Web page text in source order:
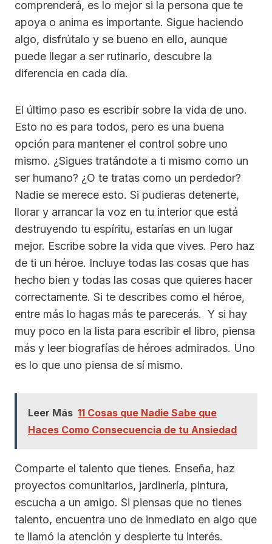
comprenderá, es lo mejor si la persona que te
apoya o anima es importante. Sigue haciendo
algo, disfrútalo y se bueno en ello, aunque
puede llegar a ser rutinario, descubre la
diferencia en cada día.
El último paso es escribir sobre la vida de uno.
Esto no es para todos, pero es una buena
opción para mantener el control sobre uno
mismo. ¿Sigues tratándote a ti mismo como un
ser humano? ¿O te tratas como un perdedor?
Nadie se merece esto. Si pudieras detenerte,
llorar y arrancar la voz en tu interior que está
destruyendo tu espíritu, estarías en un lugar
mejor. Escribe sobre la vida que vives. Pero haz
de ti un héroe. Incluye todas las cosas que has
hecho bien y todas las cosas que quieres hacer
correctamente. Si te describes como el héroe,
entre más lo hagas más te parecerás. Y si hay
muy poco en la lista para escribir el libro, piensa
más y leer biografías de héroes admirados. Uno
es lo que uno piensa de sí mismo.
Leer Más 11 Cosas que Nadie Sabe que
Haces Como Consecuencia de tu Ansiedad
Comparte el talento que tienes. Enseña, haz
proyectos comunitarios, jardinería, pintura,
escucha a un amigo. Si piensas que no tienes
talento, encuentra uno de inmediato en algo que
te llamó la atención y despierte tu interés.